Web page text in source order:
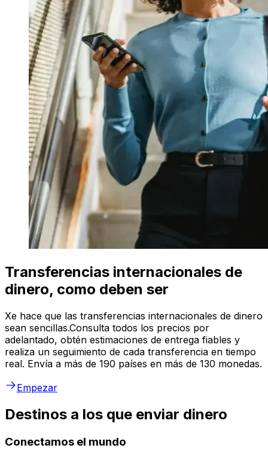
Transferencias internacionales de
dinero, como deben ser
Xe hace que las transferencias internacionales de dinero
sean sencillas.Consulta todos los precios por
adelantado, obtén estimaciones de entrega fiables y
realiza un seguimiento de cada transferencia en tiempo
real. Envía a más de 190 países en más de 130 monedas.
Empezar
Destinos a los que enviar dinero
Conectamos el mundo